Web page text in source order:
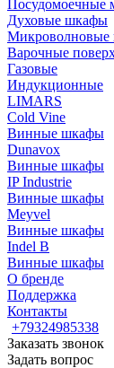
Посудомоечные
Духовые шкафы
Микроволновые
Варочные
Газовые
Индукционные
LIMARS
Cold Vine
Винные шкафы
Dunavox
Винные шкафы
IP Industrie
Винные шкафы
Meyvel
Винные шкафы
Indel B
Винные шкафы
О бренде
Поддержка
Контакты
+79324985338
Заказать звонок
Задать вопрос